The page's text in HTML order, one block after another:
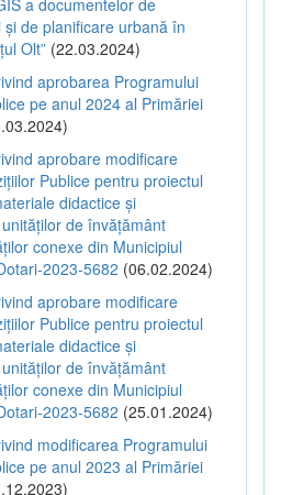
de planificare urbană în
Olt” (22.03.2024)
aprobarea Programului
pe anul 2024 al Primăriei
aprobare modificare
Publice pentru proiectul
didactice și
de învățământ
conexe din Municipiul
2023-5682 (06.02.2024)
aprobare modificare
Publice pentru proiectul
didactice și
de învățământ
conexe din Municipiul
2023-5682 (25.01.2024)
modificarea Programului
pe anul 2023 al Primăriei